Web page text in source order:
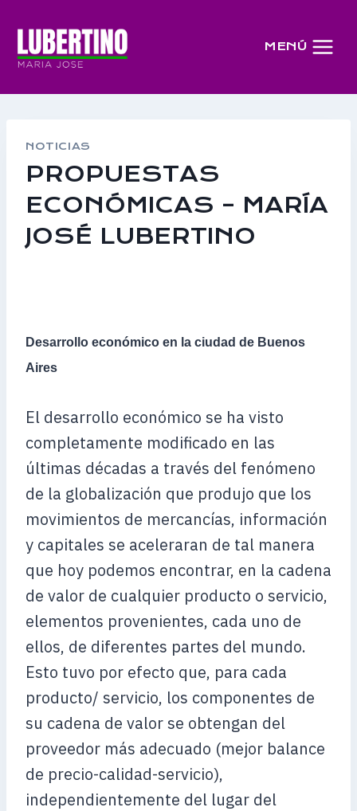
contenido
MENÚ
NOTICIAS
PROPUESTAS
ECONÓMICAS – MARÍA
JOSÉ LUBERTINO
Desarrollo económico en la ciudad de Buenos
Aires
El desarrollo económico se ha visto
completamente modificado en las
últimas décadas a través del fenómeno
de la globalización que produjo que los
movimientos de mercancías, información
y capitales se aceleraran de tal manera
que hoy podemos encontrar, en la cadena
de valor de cualquier producto o servicio,
elementos provenientes, cada uno de
ellos, de diferentes partes del mundo.
Esto tuvo por efecto que, para cada
producto/ servicio, los componentes de
su cadena de valor se obtengan del
proveedor más adecuado (mejor balance
de precio-calidad-servicio),
independientemente del lugar del